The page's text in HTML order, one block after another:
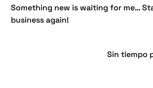
Something new is waiting for me…
business again!
Sin tiempo